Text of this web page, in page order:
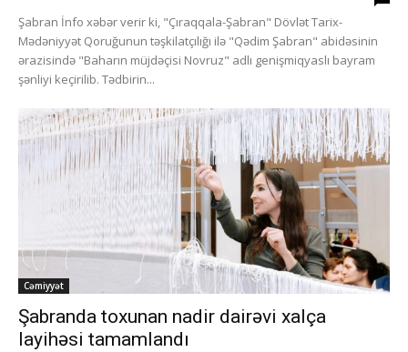
Şabran İnfo xəbər verir ki, "Çıraqqala-Şabran" Dövlət Tarix-
Mədəniyyət Qoruğunun təşkilatçılığı ilə "Qədim Şabran" abidəsinin
ərazisində "Baharın müjdəçisi Novruz" adlı genişmiqyaslı bayram
şənliyi keçirilib. Tədbirin...
Cəmiyyət
Şabranda toxunan nadir dairəvi xalça
layihəsi tamamlandı